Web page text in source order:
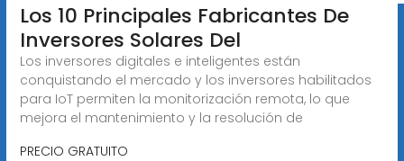
Los 10 Principales Fabricantes De
Inversores Solares Del
Los inversores digitales e inteligentes están
conquistando el mercado y los inversores habilitados
para IoT permiten la monitorización remota, lo que
mejora el mantenimiento y la resolución de
PRECIO GRATUITO